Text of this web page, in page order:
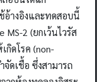
อ้างอิงและทดสอบนี้
MS-2 (ยกเว้นไวรัส
กิดโรค (non-
ดเชื้อ ซึ่งสามารถ